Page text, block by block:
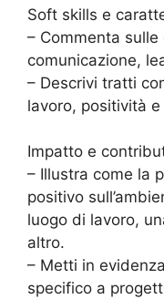
Soft skills e
– Commenta
comunicazione,
– Descrivi tratti
lavoro, positività
Impatto e
– Illustra come la
positivo
luogo di lavoro,
altro.
– Metti in
specifico a